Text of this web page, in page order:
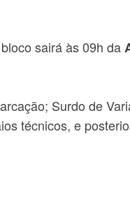
sairá às 09h da
Surdo de
técnicos, e